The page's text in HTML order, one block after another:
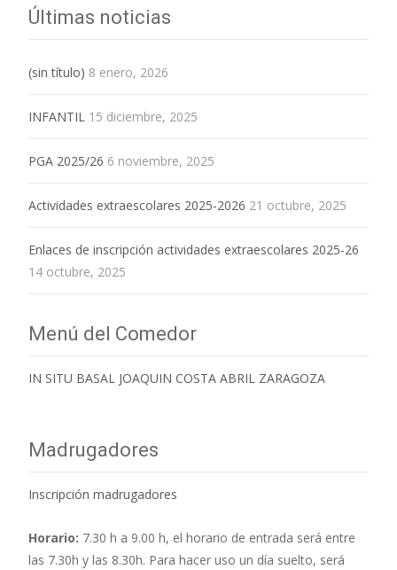
Últimas noticias
(sin título) 8 enero, 2026
INFANTIL 15 diciembre, 2025
PGA 2025/26 6 noviembre, 2025
Actividades extraescolares 2025-2026 21 octubre, 2025
Enlaces de inscripción actividades extraescolares 2025-26
14 octubre, 2025
Menú del Comedor
IN SITU BASAL JOAQUIN COSTA ABRIL ZARAGOZA
Madrugadores
Inscripción madrugadores
Horario: 7.30 h a 9.00 h, el horario de entrada será entre
las 7.30h y las 8.30h. Para hacer uso un día suelto, será